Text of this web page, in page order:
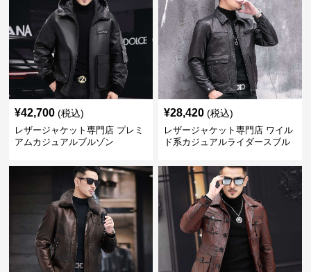
¥42,700 (税込)
レザージャケット専門店 プレミ
アムカジュアルブルゾン
¥28,420 (税込)
レザージャケット専門店 ワイル
ド系カジュアルライダースブル